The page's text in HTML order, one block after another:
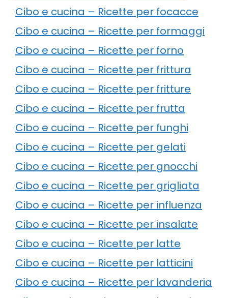
Cibo e cucina – Ricette per focacce
Cibo e cucina – Ricette per formaggi
Cibo e cucina – Ricette per forno
Cibo e cucina – Ricette per frittura
Cibo e cucina – Ricette per fritture
Cibo e cucina – Ricette per frutta
Cibo e cucina – Ricette per funghi
Cibo e cucina – Ricette per gelati
Cibo e cucina – Ricette per gnocchi
Cibo e cucina – Ricette per grigliata
Cibo e cucina – Ricette per influenza
Cibo e cucina – Ricette per insalate
Cibo e cucina – Ricette per latte
Cibo e cucina – Ricette per latticini
Cibo e cucina – Ricette per lavanderia